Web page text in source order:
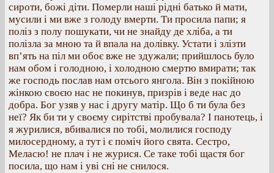
сироти, божі діти. Померли наші рідні батько й мати,
мусили і ми вже з голоду вмерти. Ти просила папи; я
поліз з полу пошукати, чи не знайду де хліба, а ти
полізла за мною та й впала на долівку. Устати і злізти
вп’ять на піл ми обоє вже не здужали; прийшлось було
нам обом і голодною, і холодною смертю вмирати; так
же господь послав нам отсього янгола. Він з покійною
жінкою своєю нас не покинув, призрів і веде нас до
добра. Бог узяв у нас і другу матір. Що б ти була без
неї? Як би ти у своєму сирітстві пробувала? І панотець, і
я журилися, вбивалися по тобі, молилися господу
милосердному, а тут і є поміч його свята. Сестро,
Меласю! не плач і не журися. Се таке тобі щастя бог
посила, що нам і уві сні не снилося.